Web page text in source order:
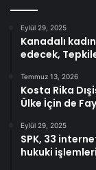
Eylül 29, 2025
Kanadalı
edecek,
Temmuz 13, 2026
Kosta Rika
Ülke İçin de
Eylül 29, 2025
SPK, 33
hukuki